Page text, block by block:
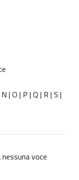
N | O | P | Q | R | S |
voce